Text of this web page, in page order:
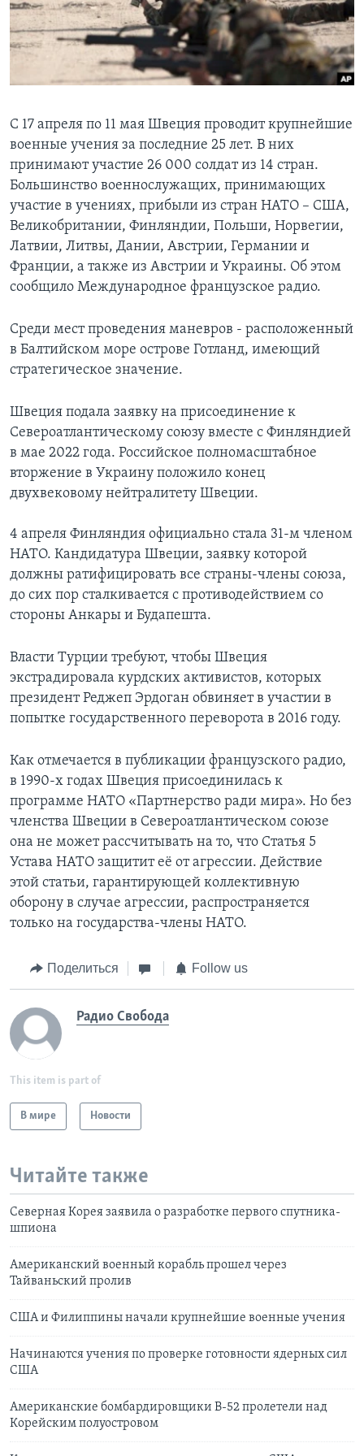
Learning English
Языки
С 17 апреля по 11 мая Швеция проводит крупнейшие
военные учения за последние 25 лет. В них
принимают участие 26 000 солдат из 14 стран.
Большинство военнослужащих, принимающих
участие в учениях, прибыли из стран НАТО – США,
Великобритании, Финляндии, Польши, Норвегии,
Латвии, Литвы, Дании, Австрии, Германии и
Франции, а также из Австрии и Украины. Об этом
сообщило Международное французское радио.
Среди мест проведения маневров - расположенный
в Балтийском море острове Готланд, имеющий
стратегическое значение.
Швеция подала заявку на присоединение к
Североатлантическому союзу вместе с Финляндией
в мае 2022 года. Российское полномасштабное
вторжение в Украину положило конец
двухвековому нейтралитету Швеции.
4 апреля Финляндия официально стала 31-м членом
НАТО. Кандидатура Швеции, заявку которой
должны ратифицировать все страны-члены союза,
до сих пор сталкивается с противодействием со
стороны Анкары и Будапешта.
Власти Турции требуют, чтобы Швеция
экстрадировала курдских активистов, которых
президент Реджеп Эрдоган обвиняет в участии в
попытке государственного переворота в 2016 году.
Как отмечается в публикации французского радио,
в 1990-х годах Швеция присоединилась к
программе НАТО «Партнерство ради мира». Но без
членства Швеции в Североатлантическом союзе
она не может рассчитывать на то, что Статья 5
Устава НАТО защитит её от агрессии. Действие
этой статьи, гарантирующей коллективную
оборону в случае агрессии, распространяется
только на государства-члены НАТО.
Поделиться Follow us
Радио Свобода
This item is part of
В мире Новости
Читайте также
Северная Корея заявила о разработке первого спутника-
шпиона
Американский военный корабль прошел через
Тайваньский пролив
США и Филиппины начали крупнейшие военные учения
Начинаются учения по проверке готовности ядерных сил
США
Американские бомбардировщики В-52 пролетели над
Корейским полуостровом